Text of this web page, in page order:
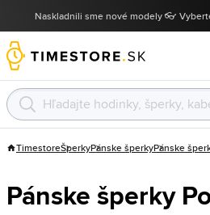
Naskladnili sme nové modely 👓
TimestoreŠperkyPánske šperkyPánske
Pánske šperky